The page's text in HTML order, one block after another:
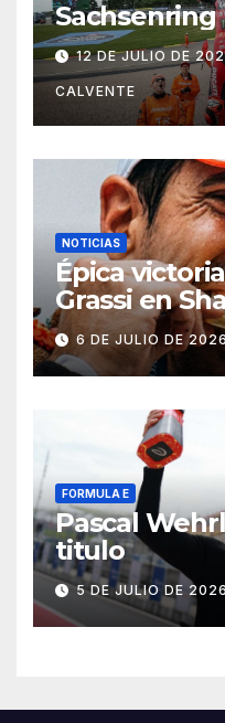
Sachsenring
12 DE JULIO DE
CALVENTE
NOTICIAS
Épica
Grassi en
6 DE JULIO DE 2026
FORMULA E
Pascal
titulo
5 DE JULIO DE